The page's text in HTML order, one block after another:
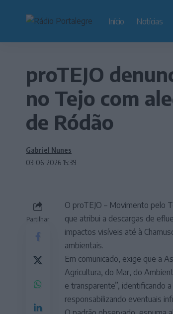
Início Notícias
proTEJO
no Tejo com
de Ródão
03-06-2026 15:39
Gabriel Nunes
Partilhar
O proTEJO – Movimento pelo
que atribui a descargas de
impactos visíveis até à
ambientais.
Em comunicado, exige que a
Agricultura, do Mar, do
e transparente”, identificando
responsabilizando eventuais